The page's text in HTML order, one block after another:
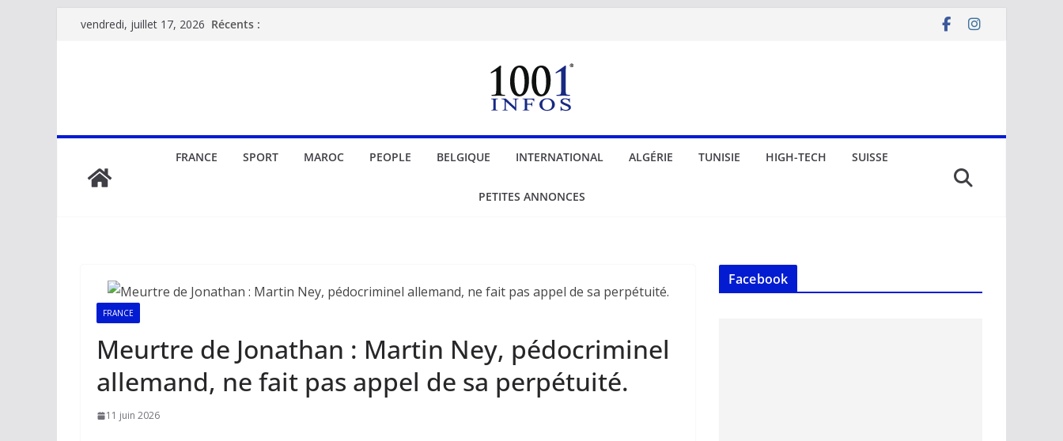
Passervendredi, juillet 17, 2026 Récents :
FRANCE SPORT MAROC PEOPLE BELGIQUE INTERNATIONAL ALGÉRIE TUNISIE HIGH-TECH SUISSE
PETITES ANNONCES
FRANCE
Meurtre de Jonathan : Martin Ney, pédocriminel
allemand, ne fait pas appel de sa perpétuité.
11 juin 2026
Facebook